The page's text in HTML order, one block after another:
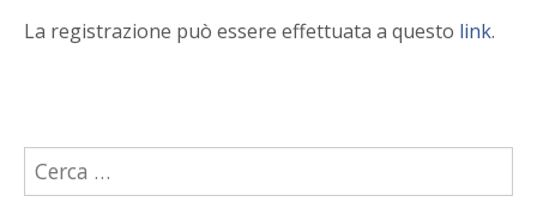
La registrazione può essere effettuata a questo link.
Ricerca
per: